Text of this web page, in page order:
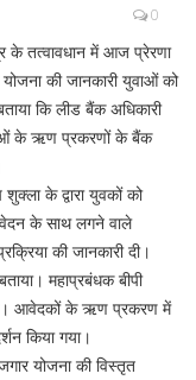
0
के तत्वावधान में आज प्रेरणा
की जानकारी युवाओं को
कि लीड बैंक अधिकारी
के ऋण प्रकरणों के बैंक
के द्वारा युवकों को
के साथ लगने वाले
की जानकारी दी।
महाप्रबंधक बीपी
आवेदकों के ऋण प्रकरण में
किया गया।
योजना की विस्तृत